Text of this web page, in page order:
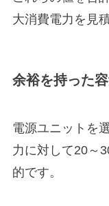
大消費電力を見
余裕を持った
電源ユニットを
力に対して20～
的です。